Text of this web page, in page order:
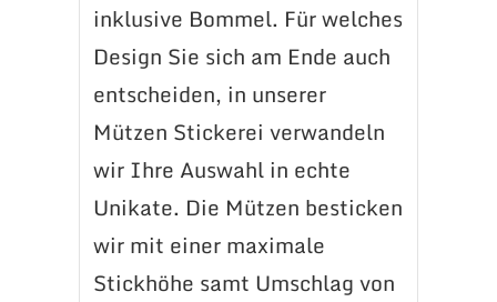
inklusive Bommel. Für welches
Design Sie sich am Ende auch
entscheiden, in unserer
Mützen Stickerei verwandeln
wir Ihre Auswahl in echte
Unikate. Die Mützen besticken
wir mit einer maximale
Stickhöhe samt Umschlag von